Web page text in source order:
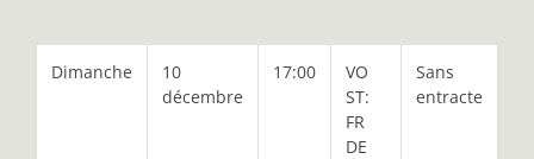
Dimanche
10
décembre
17:00
VO
ST:
FR
DE
Sans
entracte